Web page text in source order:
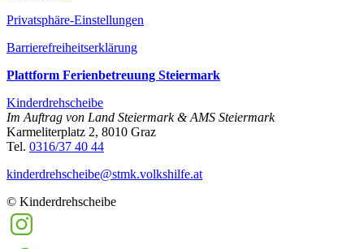
Privatsphäre-Einstellungen
Barrierefreiheitserklärung
Plattform Ferienbetreuung Steiermark
Kinderdrehscheibe
Im Auftrag von Land Steiermark & AMS Steiermark
Karmeliterplatz 2, 8010 Graz
Tel. 0316/37 40 44
kinderdrehscheibe@­stmk.volkshilfe.at
© Kinderdrehscheibe